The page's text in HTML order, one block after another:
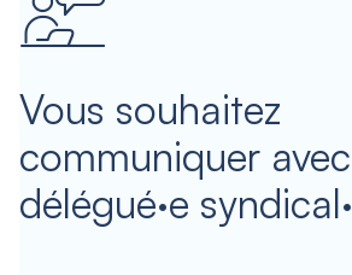
Vous souhaitez
communiquer
délégué·e